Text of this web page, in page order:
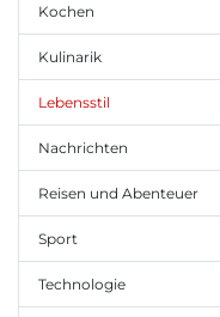
Kochen
Kulinarik
Lebensstil
Nachrichten
Reisen und Abenteuer
Sport
Technologie